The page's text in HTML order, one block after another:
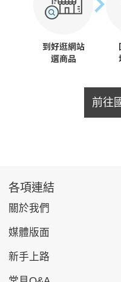
前往
各項連結
關於我們
媒體版面
新手上路